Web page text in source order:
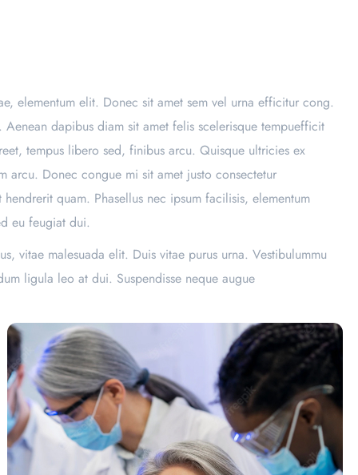
elementum elit. Donec sit amet sem vel urna efficitur cong.
dapibus diam sit amet felis scelerisque tempuefficit
tempus libero sed, finibus arcu. Quisque ultricies ex
arcu. Donec congue mi sit amet justo consectetur
quam. Phasellus nec ipsum facilisis, elementum
eu feugiat dui.
vitae malesuada elit. Duis vitae purus urna. Vestibulummu
ligula leo at dui. Suspendisse neque augue